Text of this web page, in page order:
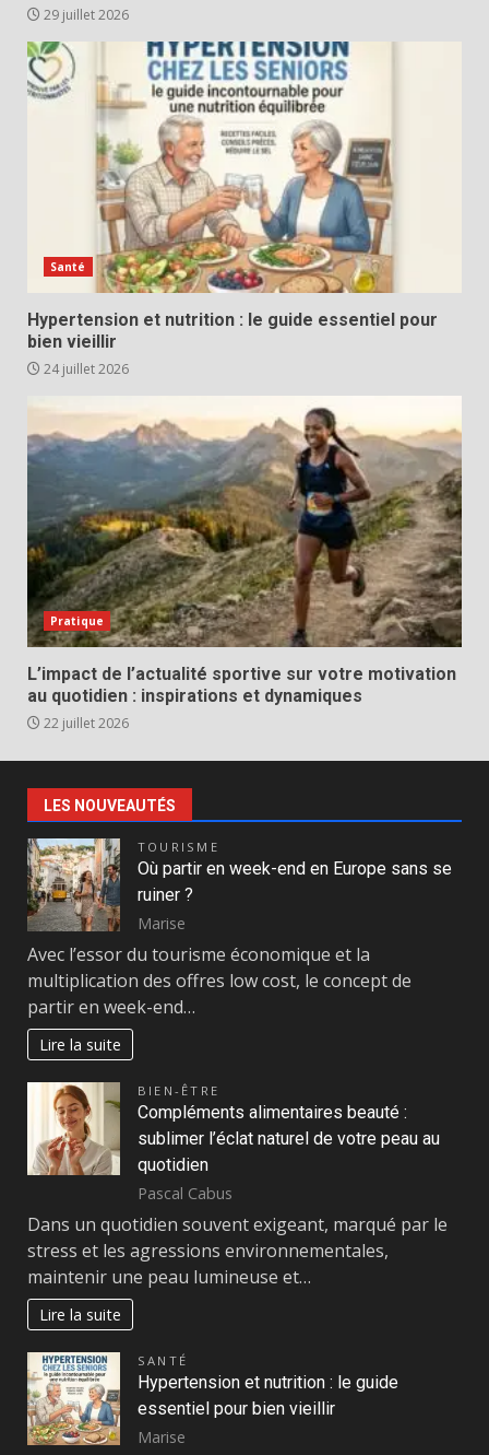
29 juillet 2026
Santé
Hypertension et nutrition : le guide essentiel pour
bien vieillir
24 juillet 2026
Pratique
L’impact de l’actualité sportive sur votre motivation
au quotidien : inspirations et dynamiques
22 juillet 2026
LES NOUVEAUTÉS
TOURISME
Où partir en week-end en Europe sans se
ruiner ?
Marise
Avec l’essor du tourisme économique et la
multiplication des offres low cost, le concept de
partir en week-end…
Lire la suite
BIEN-ÊTRE
Compléments alimentaires beauté :
sublimer l’éclat naturel de votre peau au
quotidien
Pascal Cabus
Dans un quotidien souvent exigeant, marqué par le
stress et les agressions environnementales,
maintenir une peau lumineuse et…
Lire la suite
SANTÉ
Hypertension et nutrition : le guide
essentiel pour bien vieillir
Marise